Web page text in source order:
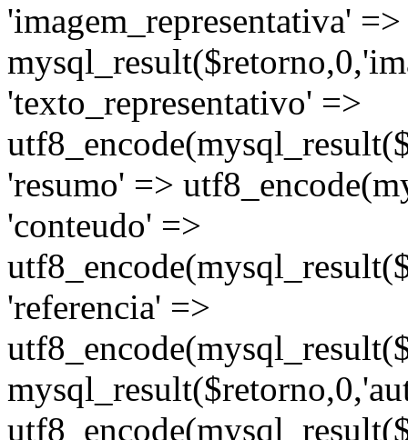
'imagem_representativa' =>
'texto_representativo' =>
'resumo' =>
'conteudo' =>
'referencia' =>